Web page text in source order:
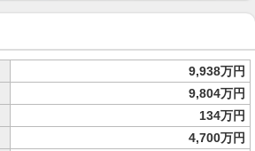
9,938万円
9,804万円
134万円
4,700万円